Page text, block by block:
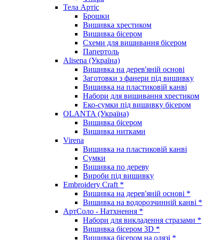
Тела Артіс
Брошки
Вишивка хрестиком
Вишивка бісером
Схеми для вишивання бісером
Папертоль
Alisena (Україна)
Вишивка на дерев'яній основі
Заготовки з фанери під вишивку
Вишивка на пластиковій канві
Набори для вишивання хрестиком
Еко-сумки під вишивку бісером
OLANTA (Україна)
Вишивка бісером
Вишивка нитками
Virena
Вишивка на пластиковій канві
Сумки
Вишивка по дереву
Вироби під вишивку
Embroidery Craft *
Вишивка на дерев'яній основі *
Вишивка на водорозчинній канві *
АртСоло - Натхнення *
Набори для викладення стразами *
Вишивка бісером 3D *
Вишивка бісером на одязі *